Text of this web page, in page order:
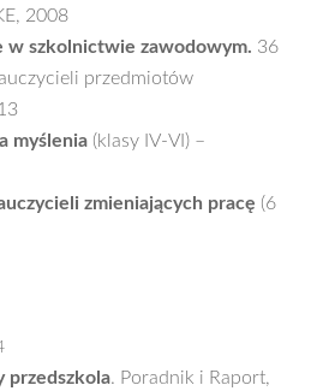
2008
w szkolnictwie zawodowym. 36
przedmiotów
myślenia (klasy IV-VI) –
zmieniających pracę (6
przedszkola. Poradnik i Raport,